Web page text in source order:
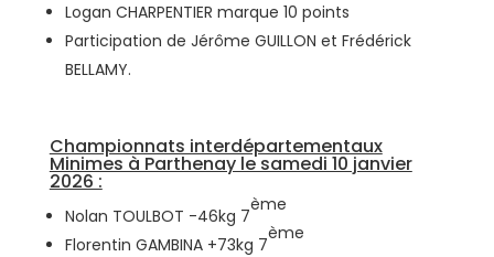
Logan CHARPENTIER marque 10 points
Participation de Jérôme GUILLON et Frédérick
BELLAMY.
Championnats interdépartementaux
Minimes à Parthenay le samedi 10 janvier
2026 :
Nolan TOULBOT -46kg 7
ème
Florentin GAMBINA +73kg 7
ème